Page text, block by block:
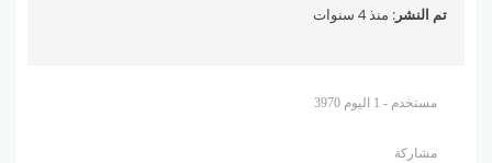
تم النشر : منذ 4 سنوات
3970 مستخدم - 1 اليوم
مشاركة